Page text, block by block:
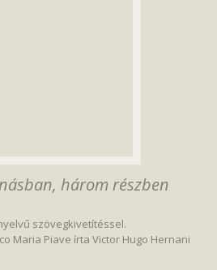
három részben
szövegkivetítéssel.
Maria Piave írta Victor Hugo Hernani